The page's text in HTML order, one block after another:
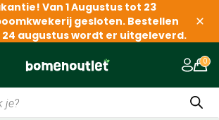
Van 1 Augustus tot 23
gesloten. Bestellen
24 augustus wordt er uitgeleverd.